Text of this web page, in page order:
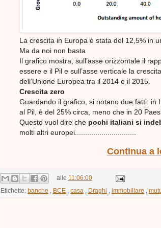
La crescita in Europa è stata del 12,5% in
Ma da noi non basta
Il grafico mostra, sull’asse orizzontale il
essere e il Pil e sull’asse verticale la
dell’Unione Europea tra il 2014 e il 2015.
Crescita zero
Guardando il grafico, si notano due fatti: in
al Pil, è del 25% circa, meno che in 20
Questo vuol dire che pochi italiani si
molti altri europei..............................
Continua a
alle 11:06:00
Etichette: banche BCE casa Draghi immobiliare